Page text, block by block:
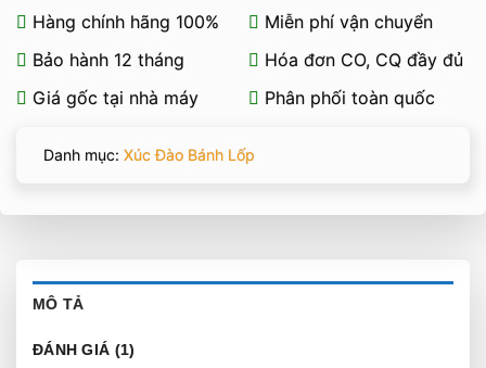
Hàng chính hãng 100%
Miễn phí vận chuyển
Bảo hành 12 tháng
Hóa đơn CO, CQ đầy đủ
Giá gốc tại nhà máy
Phân phối toàn quốc
Danh mục: Xúc Đào Bánh Lốp
MÔ TẢ
ĐÁNH GIÁ (1)